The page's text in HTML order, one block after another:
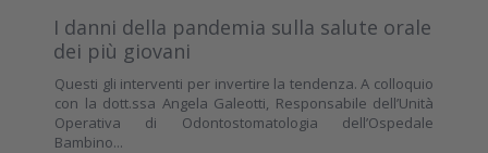
I danni della pandemia sulla salute orale
dei più giovani
Questi gli interventi per invertire la tendenza. A colloquio
con la dott.ssa Angela Galeotti, Responsabile dell’Unità
Operativa di Odontostomatologia dell’Ospedale
Bambino...